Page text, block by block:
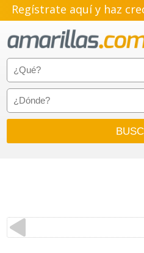
Regístrate aquí y haz